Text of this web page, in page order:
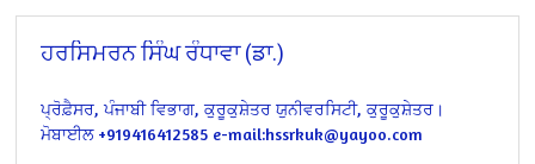
ਹਰਸਿਮਰਨ ਸਿੰਘ ਰੰਧਾਵਾ (ਡਾ.)
ਪ੍ਰੋਫ਼ੈਸਰ, ਪੰਜਾਬੀ ਵਿਭਾਗ, ਕੁਰੂਕੁਸ਼ੇਤਰ ਯੁਨੀਵਰਸਿਟੀ, ਕੁਰੂਕੁਸ਼ੇਤਰ।
ਮੋਬਾਈਲ +919416412585 e-mail:hssrkuk@yayoo.com